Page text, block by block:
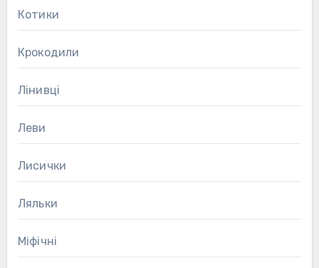
Котики
Крокодили
Лінивці
Леви
Лисички
Ляльки
Міфічні